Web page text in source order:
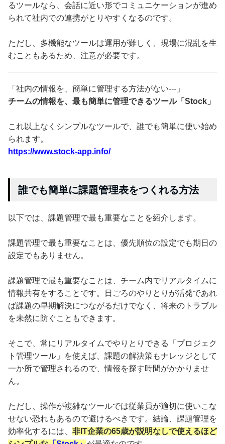
るツールなら、会話に近い形でコミュニケーションが進め
られて社内での連携がとりやすくなるのです。
ただし、多機能なツールは運用が難しく、現場に混乱を生
むこともあるため、注意が必要です。
「社内の情報を、簡単に管理する方法がない---」
チームの情報を、最も簡単に管理できるツール「Stock」
これ以上なくシンプルなツールで、誰でも簡単に使い始め
られます。
https://www.stock-app.info/
誰でも簡単に課題管理表をつくれる方法
以下では、課題管理で最も重要なことを紹介します。
課題管理で最も重要なことは、優先順位の設定でも期日の
設定でもありません。
課題管理で最も重要なことは、チーム内でリアルタイムに
情報共有をすることです。日ごろのやりとりが活発であれ
ば課題の早期解決につながるだけでなく、将来のトラブル
を未然に防ぐこともできます。
そこで、常にリアルタイムでやりとりできる「プロジェク
ト管理ツール」を使えば、課題の解決策もナレッジとして
一か所で管理されるので、情報を探す時間がかかりませ
ん。
ただし、操作が複雑なツールでは従業員が適切に使いこな
せない恐れもあるので避けるべきです。結論、課題管理を
効率化するには、 非IT企業の65歳が説明なしで使えるほど